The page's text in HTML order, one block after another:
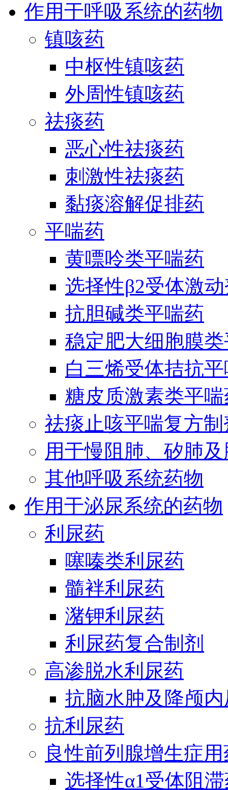
作用于呼吸系统的药物
镇咳药
中枢性镇咳药
外周性镇咳药
祛痰药
恶心性祛痰药
刺激性祛痰药
黏痰溶解促排药
平喘药
黄嘌呤类平喘药
选择性β2受体激
抗胆碱类平喘药
稳定肥大细胞膜
白三烯受体拮抗
糖皮质激素类平
祛痰止咳平喘复方制
用于慢阻肺、矽肺
其他呼吸系统药物
作用于泌尿系统的药物
利尿药
噻嗪类利尿药
髓袢利尿药
潴钾利尿药
利尿药复合制剂
高渗脱水利尿药
抗脑水肿及降颅
抗利尿药
良性前列腺增生症
选择性α1受体阻